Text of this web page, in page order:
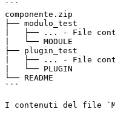
```
componente.zip
├── modulo_test
|   ├── ... - File
|   └── MODULE
├── plugin_test
|   ├── ... - File
|   └── PLUGIN
└── README
```
I contenuti del file